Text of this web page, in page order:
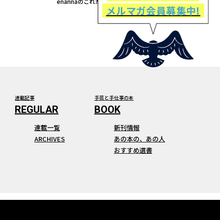
メルマガ会員募集中!
連載記事
連載一覧
ARCHIVES
手芸と手仕事の本
新刊情報
あの本の、あの人
おすすめ選書